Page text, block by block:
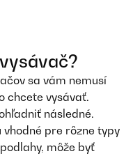
sa vám nemusí
chcete vysávať.
následné.
vhodné pre rôzne typy
môže byť